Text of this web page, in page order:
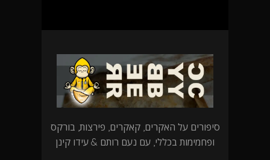
סיפורים על האקרים, קאקרים, פירצות, בורקס
ופחמימות בכללי, עם נעם רותם & עידו קינן